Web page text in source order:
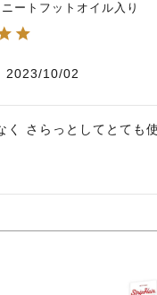
ートフットオイル入り
2023/10/02
く さらっとしてとても